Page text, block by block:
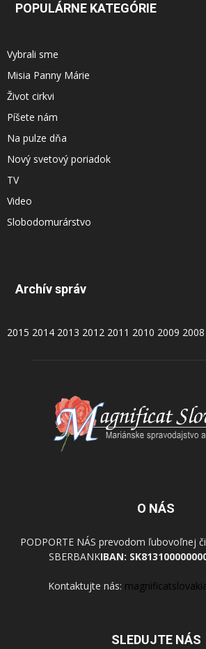
POPULÁRNE KATEGÓRIE
Vybrali sme
Misia Panny Márie
Život cirkvi
Píšete nám
Na pulze dňa
Nový svetový poriadok
TV
Video
Slobodomurárstvo
Archív správ
2015 2014 2013 2012 2011 2010 2009 2008
O NÁS
PODPORTE NÁS prevodom ľubovoľnej
SBERBANKIBAN:
Kontaktujte nás:
SLEDUJTE NÁS